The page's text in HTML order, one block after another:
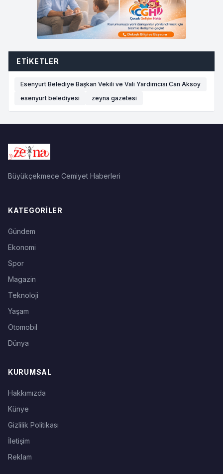
ETIKETLER
Esenyurt Belediye Başkan Vekili ve Vali Yardımcısı Can Aksoy
esenyurt belediyesi
zeyna gazetesi
Büyükçekmece Cemiyet Haberleri
KATEGORILER
Gündem
Ekonomi
Spor
Magazin
Teknoloji
Yaşam
Otomobil
Dünya
KURUMSAL
Hakkımızda
Künye
Gizlilik Politikası
İletişim
Reklam